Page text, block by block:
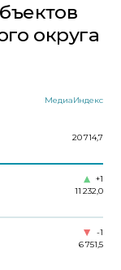
округа
МедиаИндекс
20 714,7
11 232,0
+1
6 751,5
-1